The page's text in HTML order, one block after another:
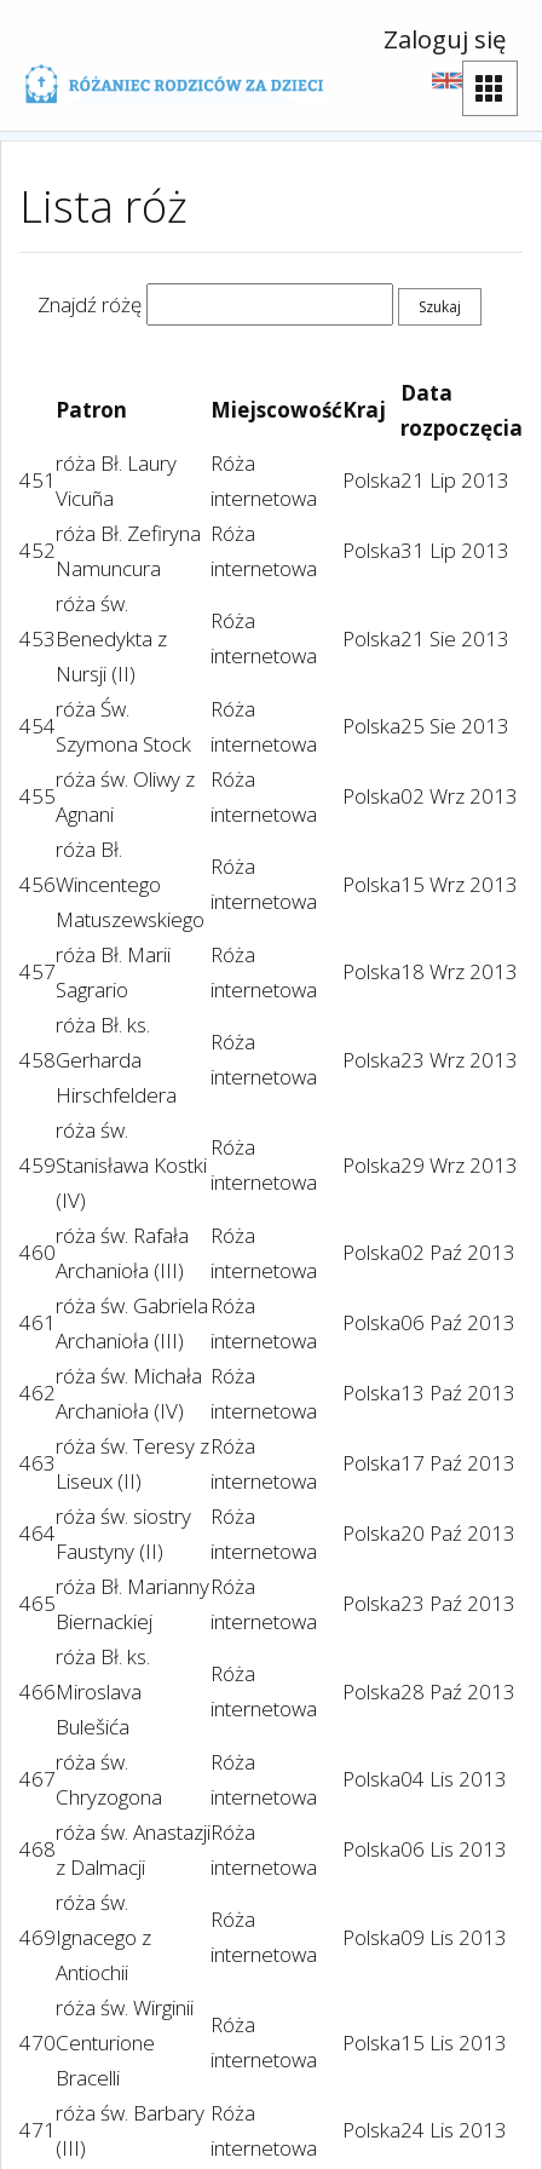
Zaloguj się
Lista róż
Znajdź różę
Patron MiejscowośćKraj
Data
rozpoczęcia
451
róża Bł. Laury
Vicuña
Róża
internetowa
Polska21 Lip 2013
452
róża Bł. Zefiryna
Namuncura
Róża
internetowa
Polska31 Lip 2013
453
róża św.
Benedykta z
Nursji (II)
Róża
internetowa
Polska21 Sie 2013
454
róża Św.
Szymona Stock
Róża
internetowa
Polska25 Sie 2013
455
róża św. Oliwy z
Agnani
Róża
internetowa
Polska02 Wrz 2013
456
róża Bł.
Wincentego
Matuszewskiego
Róża
internetowa
Polska15 Wrz 2013
457
róża Bł. Marii
Sagrario
Róża
internetowa
Polska18 Wrz 2013
458
róża Bł. ks.
Gerharda
Hirschfeldera
Róża
internetowa
Polska23 Wrz 2013
459
róża św.
Stanisława Kostki
(IV)
Róża
internetowa
Polska29 Wrz 2013
460
róża św. Rafała
Archanioła (III)
Róża
internetowa
Polska02 Paź 2013
461
róża św. Gabriela
Archanioła (III)
Róża
internetowa
Polska06 Paź 2013
462
róża św. Michała
Archanioła (IV)
Róża
internetowa
Polska13 Paź 2013
463
róża św. Teresy z
Liseux (II)
Róża
internetowa
Polska17 Paź 2013
464
róża św. siostry
Faustyny (II)
Róża
internetowa
Polska20 Paź 2013
465
róża Bł. Marianny
Biernackiej
Róża
internetowa
Polska23 Paź 2013
466
róża Bł. ks.
Miroslava
Bulešića
Róża
internetowa
Polska28 Paź 2013
467
róża św.
Chryzogona
Róża
internetowa
Polska04 Lis 2013
468
róża św. Anastazji
z Dalmacji
Róża
internetowa
Polska06 Lis 2013
469
róża św.
Ignacego z
Antiochii
Róża
internetowa
Polska09 Lis 2013
470
róża św. Wirginii
Centurione
Bracelli
Róża
internetowa
Polska15 Lis 2013
471
róża św. Barbary
(III)
Róża
internetowa
Polska24 Lis 2013